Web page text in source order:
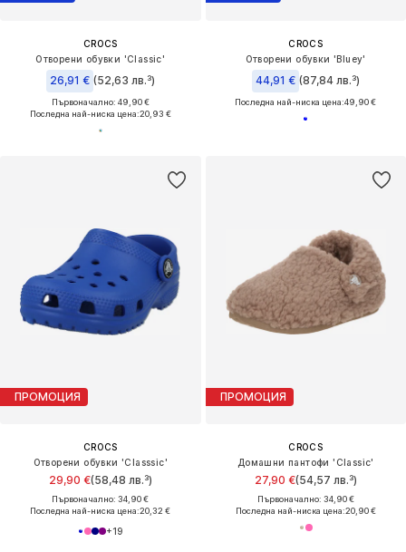
CROCS
Отворени обувки 'Classic'
26,91 € (52,63 лв.³)
Първоначално: 49,90 €
Последна най-ниска цена:20,93 €
CROCS
Отворени обувки 'Bluey'
44,91 € (87,84 лв.³)
Последна най-ниска цена:49,90 €
ПРОМОЦИЯ
CROCS
Отворени обувки 'Classsic'
29,90 €(58,48 лв.³)
Първоначално: 34,90 €
Последна най-ниска цена:20,32 €
+19
ПРОМОЦИЯ
CROCS
Домашни пантофи 'Classic'
27,90 €(54,57 лв.³)
Първоначално: 34,90 €
Последна най-ниска цена:20,90 €